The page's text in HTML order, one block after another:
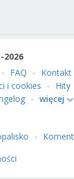
2026
FAQ Kontakt
i cookies
Hity
więcej